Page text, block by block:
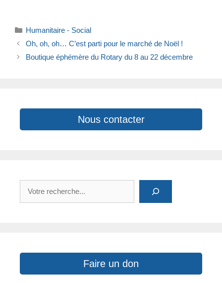
e
b
e
dI
y
Li
s
A
Catégories
Humanitaire - Social
Oh, oh, oh… C’est parti pour le marché de Noël !
Boutique éphémère du Rotary du 8 au 22 décembre
Nous contacter
Faire un don